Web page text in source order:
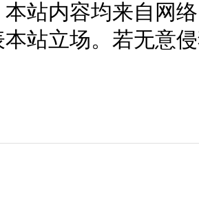
本站内容均来自网
本站立场。若无意